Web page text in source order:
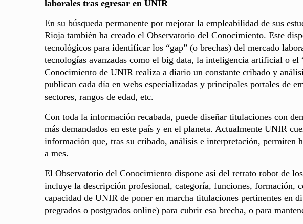
laborales tras egresar en UNIR
En su búsqueda permanente por mejorar la empleabilidad de sus
Rioja también ha creado el Observatorio del Conocimiento. Este
tecnológicos para identificar los “gap” (o brechas) del mercado
tecnologías avanzadas como el big data, la inteligencia artificial o
Conocimiento de UNIR realiza a diario un constante cribado y
publican cada día en webs especializadas y principales portales de
sectores, rangos de edad, etc.
Con toda la información recabada, puede diseñar titulaciones con
más demandados en este país y en el planeta. Actualmente UNIR
información que, tras su cribado, análisis e interpretación, permiten
a mes.
El Observatorio del Conocimiento dispone así del retrato robot de
incluye la descripción profesional, categoría, funciones, formación,
capacidad de UNIR de poner en marcha titulaciones pertinentes en
pregrados o postgrados online) para cubrir esa brecha, o para